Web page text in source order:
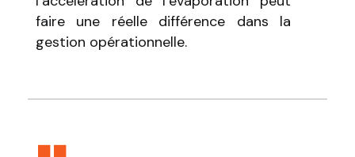
faire une réelle différence dans la
gestion opérationnelle.